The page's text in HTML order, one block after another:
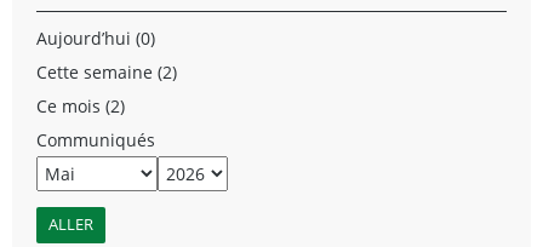
Aujourd’hui (0)
Cette semaine (2)
Ce mois (2)
Communiqués